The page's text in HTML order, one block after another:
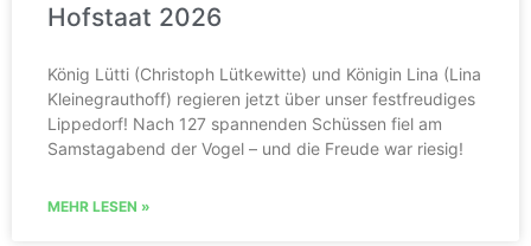
Hofstaat 2026
König Lütti (Christoph Lütkewitte) und Königin Lina (Lina
Kleinegrauthoff) regieren jetzt über unser festfreudiges
Lippedorf! Nach 127 spannenden Schüssen fiel am
Samstagabend der Vogel – und die Freude war riesig!
MEHR LESEN »